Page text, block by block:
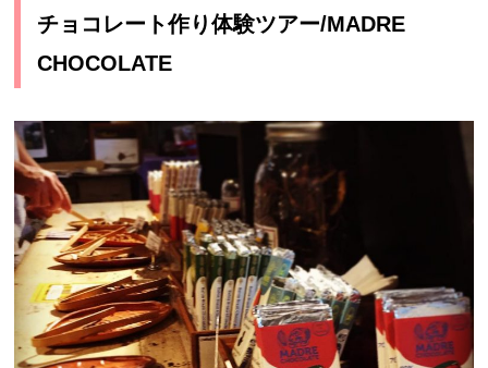
チョコレート作り体験ツアー/MADRE
CHOCOLATE